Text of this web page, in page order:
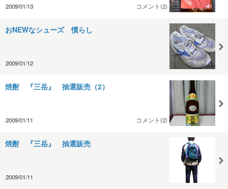
2009/01/13 コメント(2)
おNEWなシューズ 慣らし
2009/01/12
焼酎 『三岳』 抽選販売（2）
2009/01/11 コメント(2)
焼酎 『三岳』 抽選販売
2009/01/11